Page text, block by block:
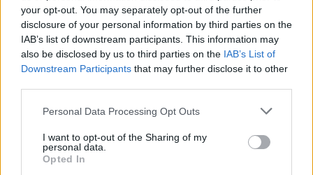
your opt-out. You may separately opt-out of the further
disclosure of your personal information by third parties on the
IAB’s list of downstream participants. This information may
also be disclosed by us to third parties on the IAB’s List of
Downstream Participants that may further disclose it to other
Please note that this website/app uses one or more Google
not limited to your visit or usage behaviour. You may click to
grant or deny consent to Google and its third-party tags to
use your data for below specified purposes in below Google
Personal Data Processing Opt Outs
I want to opt-out of the Sharing of my
personal data.
Opted In
Leggi anche:
Il ministro ungherese Szijjártó critica la proposta
dell’Ucraina di chiudere le vie di transito energetico
ritorno sotto Orbán, afferma il ministro polacco per